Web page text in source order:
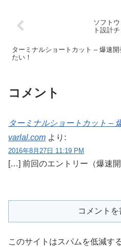
ソフト
ト設計
ターミナルショートカット – 爆速開
たい！
コメント
ターミナルショートカット –
varlal.com より:
2016年8月27日 11:19 PM
[…] 前回のエントリー（爆速
コメント
このサイトはスパムを低減す